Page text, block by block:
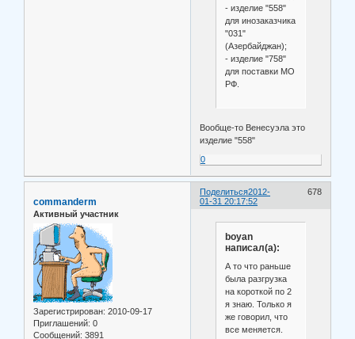
- изделие "558"
для инозаказчика
"031"
(Азербайджан);
- изделие "758"
для поставки МО
РФ.
Вообще-то Венесуэла это
изделие "558"
0
Поделиться 678
2012-
01-31 20:17:52
commanderm
Активный участник
Зарегистрирован: 2010-09-17
Приглашений: 0
Сообщений: 3891
boyan
написал(а):
А то что раньше
была разгрузка
на короткой по 2
я знаю. Только я
же говорил, что
все меняется.